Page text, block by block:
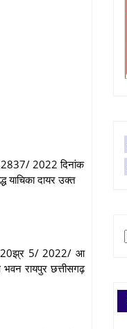
32837/ 2022 दिनांक
दायर उक्त
20झ्र 5/ 2022/ आ
रायपुर छत्तीसगढ़